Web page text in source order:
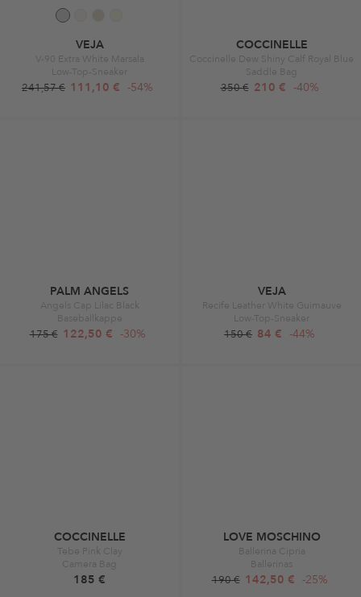
VEJA
V-90 Extra White Marsala
Low-Top-Sneaker
241,57 € 111,10 € -54%
COCCINELLE
Coccinelle Dew Shiny Calf Royal Blue
Saddle Bag
350 € 210 € -40%
PALM ANGELS
Angels Cap Lilac Black
Baseballkappe
175 € 122,50 € -30%
VEJA
Recife Leather White Guimauve
Low-Top-Sneaker
150 € 84 € -44%
COCCINELLE
Tebe Pink Clay
Camera Bag
185 €
LOVE MOSCHINO
Ballerina Cipria
Ballerinas
190 € 142,50 € -25%